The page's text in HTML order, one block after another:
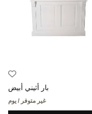
بار أثيني أبيض
غير متوفر / يوم